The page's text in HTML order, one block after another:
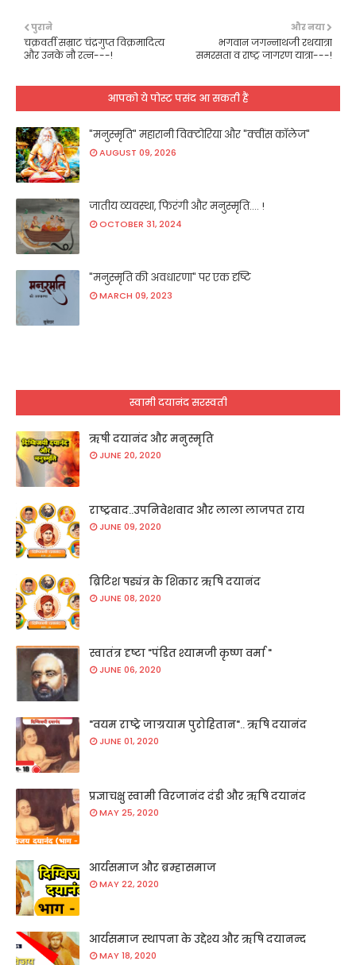
और नया
भगवान जगन्नाथजी रथयात्रा
समरसता व राष्ट्र जागरण यात्रा---!
पुराने
चक्रवर्ती सम्राट चंद्रगुप्त विक्रमादित्य
और उनके नौ रत्न---!
आपको ये पोस्ट पसंद आ सकती हैं
"मनुस्मृति" महारानी विक्टोरिया और "क्वींस कॉलेज"
AUGUST 09, 2026
जातीय व्यवस्था, फिरंगी और मनुस्मृति.... !
OCTOBER 31, 2024
"मनुस्मृति की अवधारणा" पर एक दृष्टि
MARCH 09, 2023
स्वामी दयानंद सरस्वती
ऋषी दयानंद और मनुस्मृति
JUNE 20, 2020
राष्ट्रवाद..उपनिवेशवाद और लाला लाजपत राय
JUNE 09, 2020
ब्रिटिश षड्यंत्र के शिकार ऋषि दयानंद
JUNE 08, 2020
स्वातंत्र दृष्टा "पंडित श्यामजी कृष्ण वर्मा "
JUNE 06, 2020
"वयम राष्ट्रे जाग्रयाम पुरोहितान".. ऋषि दयानंद
JUNE 01, 2020
प्रज्ञाचक्षु स्वामी विरजानंद दंडी और ऋषि दयानंद
MAY 25, 2020
आर्यसमाज और ब्रम्हासमाज
MAY 22, 2020
आर्यसमाज स्थापना के उद्देश्य और ऋषि दयानन्द
MAY 18, 2020